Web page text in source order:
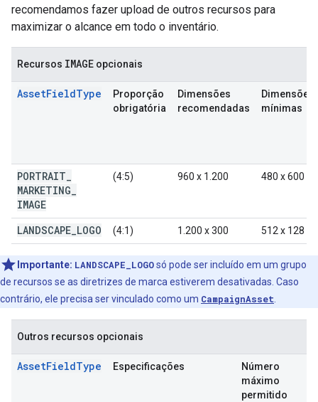
recomendamos fazer upload de outros recursos para
maximizar o alcance em todo o inventário.
Recursos IMAGE opcionais
AssetFieldType
Proporção
obrigatória
Dimensões
recomendadas
Dimensões
mínimas
PORTRAIT
MARKETING
IMAGE
(4:5) 960 x 1.200 480 x 600
LANDSCAPE LOGO (4:1) 1.200 x 300 512 x 128
Importante: LANDSCAPE_LOGOsó pode ser incluído em um grupo
de recursos se as diretrizes de marca estiverem desativadas. Caso
contrário, ele precisa ser vinculado como um CampaignAsset
Outros recursos opcionais
AssetFieldType Especificações
Número
máximo
permitido